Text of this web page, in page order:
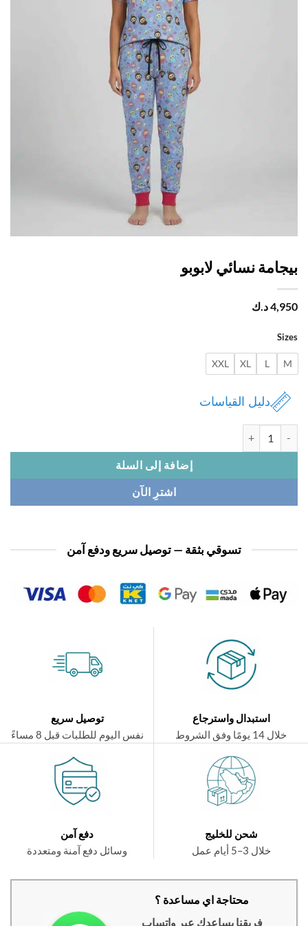
نسائي لابوبو
د.ك
L
XL
XXL
دليل القياسات
إضافة إلى السلة
اشترِ الآن
تسوقي بثقة — توصيل سريع ودفع آمن
استبدال واسترجاع
توصيل سريع
نفس اليوم للطلبات قبل 8 مساءً
شحن للخليج
دفع آمن
وسائل دفع آمنة ومتعددة
محتاجة اي مساعدة ؟
فريقنا يساعدك عبر واتساب